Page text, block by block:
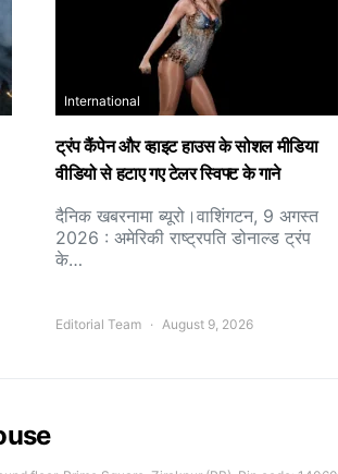
International
ट्रंप कैंपेन और व्हाइट हाउस के सोशल मीडिया
वीडियो से हटाए गए टेलर स्विफ्ट के गाने
दैनिक खबरनामा ब्यूरो।वाशिंगटन, 9 अगस्त
2026 : अमेरिकी राष्ट्रपति डोनाल्ड ट्रंप
के…
Editorial Team August 9, 2026